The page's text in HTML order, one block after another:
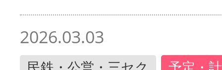
2026.03.03